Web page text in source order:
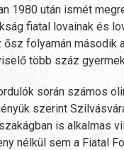
1980 után ismét
fiatal lovainak és
folyamán
több száz
során számos
szerint
is alkalmas
nélkül sem a Fiatal